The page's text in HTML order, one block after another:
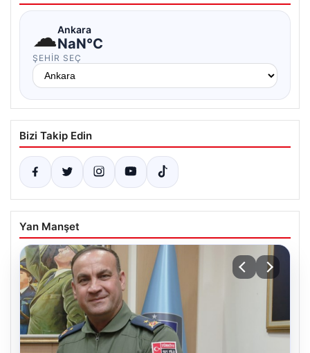
☁Ankara
NaN°C
ŞEHIR SEÇ
Bizi Takip Edin
Yan Manşet